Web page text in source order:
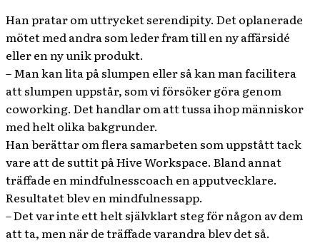
Han pratar om uttrycket serendipity. Det oplanerade
mötet med andra som leder fram till en ny affärsidé
eller en ny unik produkt.
– Man kan lita på slumpen eller så kan man facilitera
att slumpen uppstår, som vi försöker göra genom
coworking. Det handlar om att tussa ihop människor
med helt olika bakgrunder.
Han berättar om flera samarbeten som uppstått tack
vare att de suttit på Hive Workspace. Bland annat
träffade en mindfulnesscoach en apputvecklare.
Resultatet blev en mindfulnessapp.
– Det var inte ett helt självklart steg för någon av dem
att ta, men när de träffade varandra blev det så.